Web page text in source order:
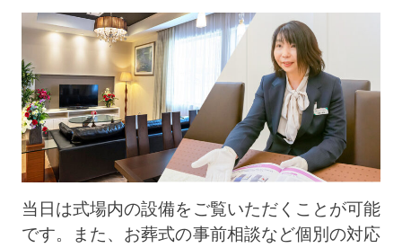
当日は式場内の設備をご覧いただくことが可能
です。また、お葬式の事前相談など個別の対応